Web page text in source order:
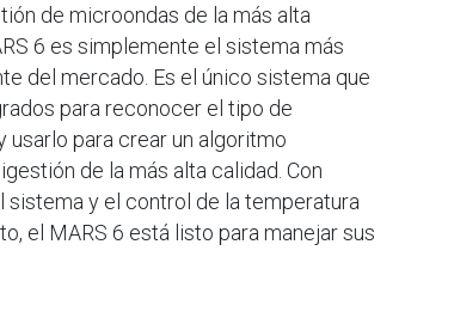
de microondas de la más alta
6 es simplemente el sistema más
del mercado. Es el único sistema que
para reconocer el tipo de
para crear un algoritmo
de la más alta calidad. Con
y el control de la temperatura
el MARS 6 está listo para manejar sus